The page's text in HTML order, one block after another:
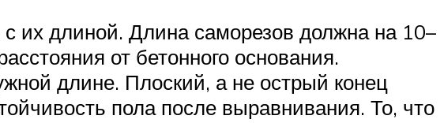
их длиной. Длина саморезов должна на 10–
от бетонного основания.
длине. Плоский, а не острый конец
пола после выравнивания. То, что